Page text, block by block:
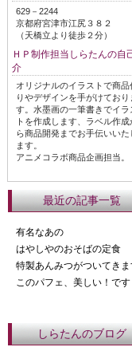
629－2244
京都府宮津市江尻３８２
（天橋立より徒歩２分）
ＨＰ制作担当しらたんの自
介
オリジナルのイラストで商品
りやデザインを手がけており
す。水墨画の一筆書きでイラ
トを作成します、ラベル作成
ら商品開発までお手伝いいた
ます。
アニメコラボ商品企画担当。
最近の記事一覧
有名なあの
はやしやのおそばの定食
特製あんみつがついてき
このパフェ、美しい！です
しらたんのブログ